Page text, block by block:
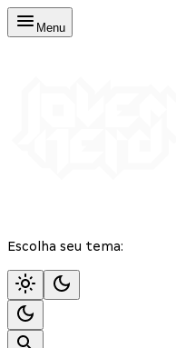
Menu
Escolha seu tema: